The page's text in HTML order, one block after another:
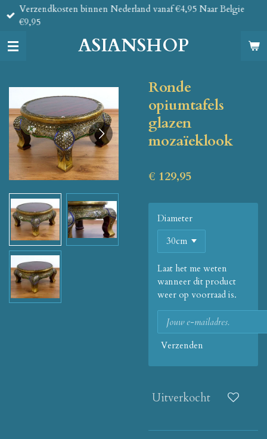
Ga
direct
de
ASIANSHOP
Verzendkosten binnen Nederland vanaf €4,95 Naar Belgie
€9,95
Ronde
opiumtafels
glazen
mozaïeklook
€ 129,95
Diameter
Laat het me weten
wanneer dit product
weer op voorraad is.
Verzenden
Uitverkocht